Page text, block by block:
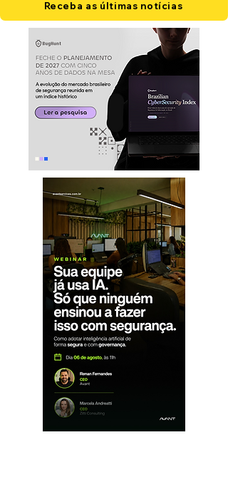
Receba as últimas notícias